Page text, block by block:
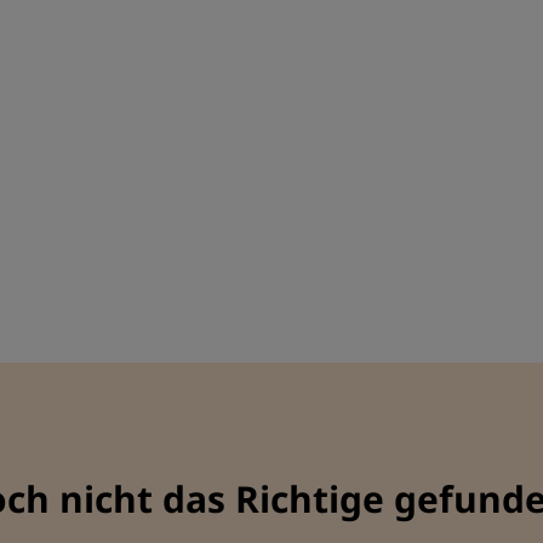
nicht das Richtige